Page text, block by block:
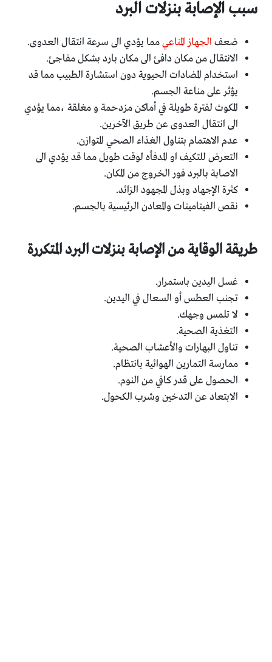
سبب الإصابة بنزلات البرد
ضعف الجهاز المناعيمما يؤدي الى سرعة انتقال العدوى.
الانتقال من مكان دافئ الى مكان بارد بشكل مفاجئ.
استخدام المضادات الحيوية دون استشارة الطبيب مما قد
يؤثر على مناعة الجسم.
المكوث لفترة طويلة في أماكن مزدحمة و مغلقة ،مما يؤدي
الى انتقال العدوى عن طريق الآخرين.
عدم الاهتمام بتناول الغذاء الصحي المتوازن.
التعرض للتكيف او المدفأه لوقت طويل مما قد يؤدي الى
الاصابة بالبرد فور الخروج من المكان.
كثرة الإجهاد وبذل المجهود الزائد.
نقص الفيتامينات والمعادن الرئيسية بالجسم.
طريقة الوقاية من الإصابة بنزلات البرد المتكررة
غسل اليدين باستمرار.
تجنب العطس أو السعال في اليدين.
لا تلمس وجهك.
التغذية الصحية.
تناول البهارات والأعشاب الصحية.
ممارسة التمارين الهوائية بانتظام.
الحصول على قدر كافي من النوم.
الابتعاد عن التدخين وشرب الكحول.